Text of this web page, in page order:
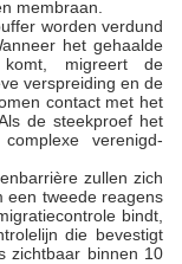
membraan.
worden verdund
het gehaalde
migreert de
verspreiding en de
contact met het
de steekproef het
verenigd-
zullen zich
een tweede reagens
bindt,
die bevestigt
zichtbaar binnen 10